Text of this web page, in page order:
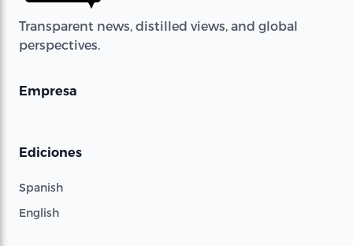
Transparent news, distilled views, and global
perspectives.
Empresa
Ediciones
Spanish
English